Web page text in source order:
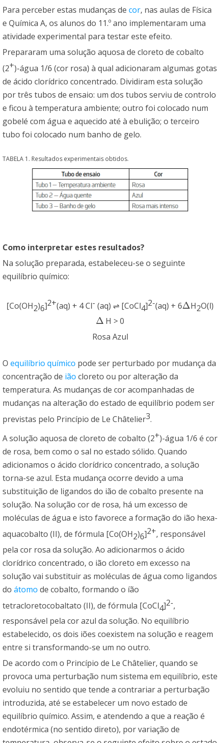
Para perceber estas mudanças de cor, nas aulas de Física
e Química A, os alunos do 11.º ano implementaram uma
atividade experimental para testar este efeito.
Prepararam uma solução aquosa de cloreto de cobalto
(2+)-água 1/6 (cor rosa) à qual adicionaram algumas gotas
de ácido clorídrico concentrado. Dividiram esta solução
por três tubos de ensaio: um dos tubos serviu de controlo
e ficou à temperatura ambiente; outro foi colocado num
gobelé com água e aquecido até à ebulição; o terceiro
tubo foi colocado num banho de gelo.
TABELA 1. Resultados experimentais obtidos.
Como interpretar estes resultados?
Na solução preparada, estabeleceu-se o seguinte
equilíbrio químico:
[Co(OH2)6]2+(aq) + 4 Cl- (aq) ⇌ [CoCl4]2-(aq) + 6Δ
Δ H2O(l)
Δ
Δ H > 0
Rosa Azul
O equilíbrio químico pode ser perturbado por mudança da
concentração de ião cloreto ou por alteração da
temperatura. As mudanças de cor acompanhadas de
mudanças na alteração do estado de equilíbrio podem ser
previstas pelo Princípio de Le Châtelier3.
A solução aquosa de cloreto de cobalto (2+)-água 1/6 é cor
de rosa, bem como o sal no estado sólido. Quando
adicionamos o ácido clorídrico concentrado, a solução
torna-se azul. Esta mudança ocorre devido a uma
substituição de ligandos do ião de cobalto presente na
solução. Na solução cor de rosa, há um excesso de
moléculas de água e isto favorece a formação do ião hexa-
aquacobalto (II), de fórmula [Co(OH2)6]2+, responsável
pela cor rosa da solução. Ao adicionarmos o ácido
clorídrico concentrado, o ião cloreto em excesso na
solução vai substituir as moléculas de água como ligandos
do átomo de cobalto, formando o íão
tetracloretocobaltato (II), de fórmula [CoCl4]2-,
responsável pela cor azul da solução. No equilíbrio
estabelecido, os dois iões coexistem na solução e reagem
entre si transformando-se um no outro.
De acordo com o Princípio de Le Châtelier, quando se
provoca uma perturbação num sistema em equilíbrio, este
evoluiu no sentido que tende a contrariar a perturbação
introduzida, até se estabelecer um novo estado de
equilíbrio químico. Assim, e atendendo a que a reação é
endotérmica (no sentido direto), por variação de